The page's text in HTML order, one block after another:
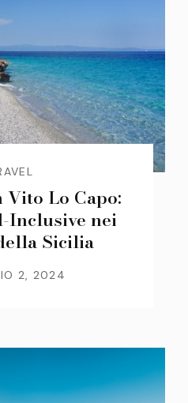
Vito Lo Capo:
nei
Sicilia
2, 2024